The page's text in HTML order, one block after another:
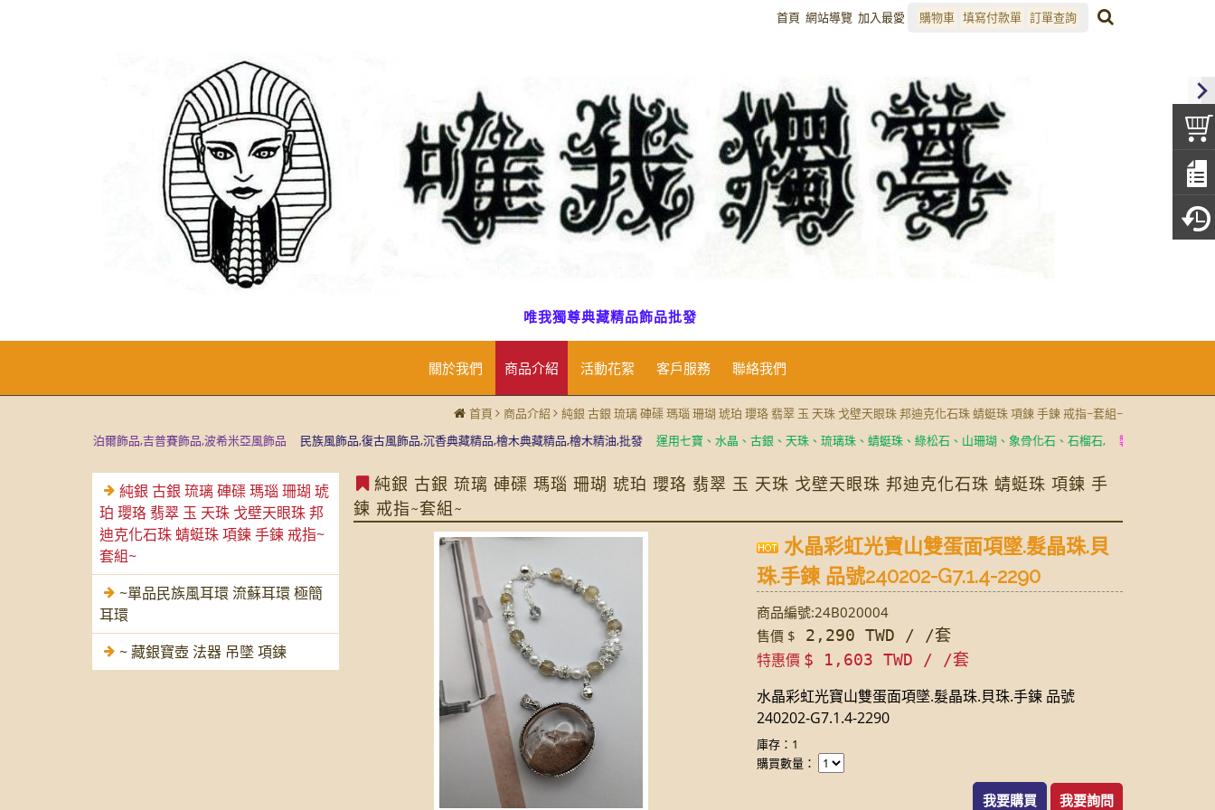
首頁 網站導覽 加入最愛 購物車 填寫付款單 訂單查詢
唯我獨尊典藏精品飾品批發
關於我們 商品介紹 活動花絮 客戶服務 聯絡我們
首頁 商品介紹
純銀 古銀 琉璃 硨磲 瑪瑙 珊瑚 琥珀 瓔珞 翡翠 玉 天珠 戈壁天眼珠 邦迪克化石珠 蜻蜓珠 項鍊 手鍊 戒指~套組~
運飾品,尼泊爾飾品,吉普賽飾品,波希米亞風飾品
民族風飾品,復古風飾品,沉香典藏精品,檜木典藏精品,檜木精油,批發 運用七寶、水晶、古銀、天珠、琉璃珠、蜻蜓珠、綠松石、山珊瑚、象骨化石、石榴石, 製成耳環、項鍊、手鍊
純銀 古銀 琉璃 硨磲 瑪瑙 珊瑚 琥
珀 瓔珞 翡翠 玉 天珠 戈壁天眼珠 邦
迪克化石珠 蜻蜓珠 項鍊 手鍊 戒指~
套組~
~單品民族風耳環 流蘇耳環 極簡
耳環
~ 藏銀寶壺 法器 吊墜 項鍊
純銀 古銀 琉璃 硨磲 瑪瑙 珊瑚 琥珀 瓔珞 翡翠 玉 天珠 戈壁天眼珠 邦迪克化石珠 蜻蜓珠 項鍊 手
鍊 戒指~套組~
水晶彩虹光寶山雙蛋面項墜.髮晶珠.貝
珠.手鍊 品號240202-G7.1.4-2290
商品編號:24B020004
售價 $ 2,290 TWD / /套
特惠價 $ 1,603 TWD / /套
水晶彩虹光寶山雙蛋面項墜.髮晶珠.貝珠.手鍊 品號
240202-G7.1.4-2290
庫存：1
購買數量：
我要購買 我要詢問